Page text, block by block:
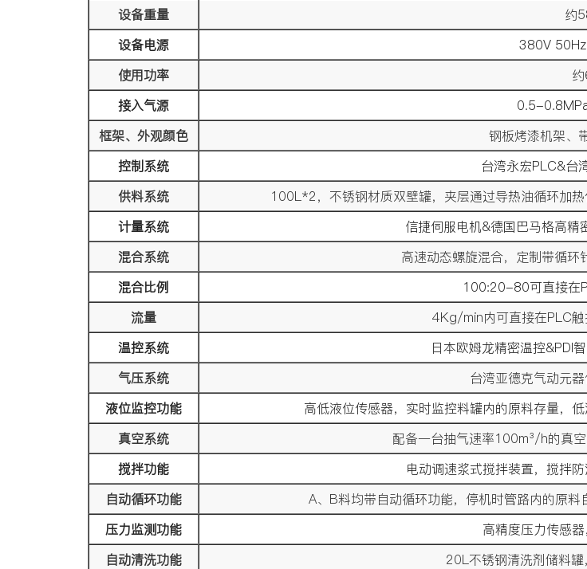
设备重量
约
设备电源
380V 50Hz
使用功率
接入气源
0.5-0.8MPa
框架、外观颜色
钢板烤漆机架、
控制系统
台湾永宏PLC&台
供料系统
100L*2，不锈钢材质双壁罐，夹层通过导热油循环加
计量系统
信捷伺服电机&德国巴马格高
混合系统
高速动态螺旋混合，定制带循
混合比例
100:20-80可直接在
流量
4Kg/min内可直接在PLC触
温控系统
日本欧姆龙精密温控&PDI
气压系统
台湾亚德克气动元
液位监控功能
高低液位传感器，实时监控料罐内的原料存量，
真空系统
配备一台抽气速率100m³/h的真
搅拌功能
电动调速浆式搅拌装置，搅拌
自动循环功能
A、B料均带自动循环功能，停机时管路内的原
压力监测功能
高精度压力传感
自动清洗功能
20L不锈钢清洗剂储料